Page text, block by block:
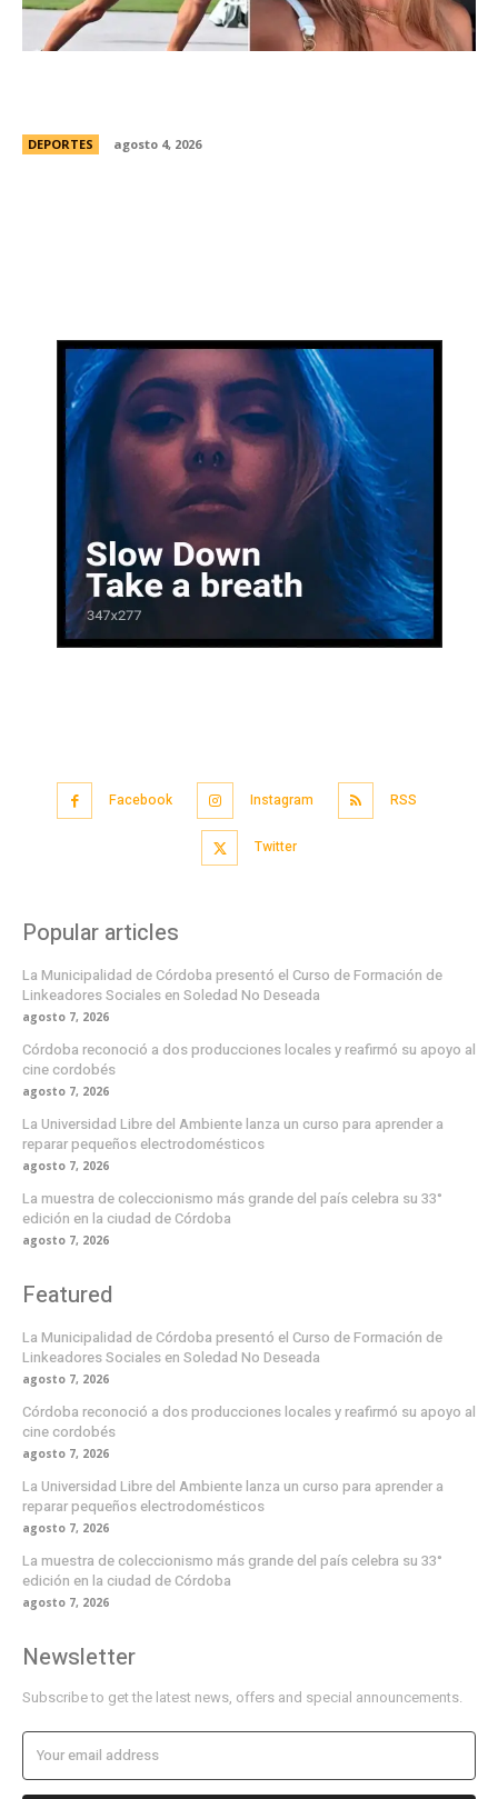
DEPORTES agosto 4, 2026
Facebook Instagram RSS
Twitter
Popular articles
La Municipalidad de Córdoba presentó el Curso de Formación de
Linkeadores Sociales en Soledad No Deseada
agosto 7, 2026
Córdoba reconoció a dos producciones locales y reafirmó su apoyo al
cine cordobés
agosto 7, 2026
La Universidad Libre del Ambiente lanza un curso para aprender a
reparar pequeños electrodomésticos
agosto 7, 2026
La muestra de coleccionismo más grande del país celebra su 33°
edición en la ciudad de Córdoba
agosto 7, 2026
Featured
La Municipalidad de Córdoba presentó el Curso de Formación de
Linkeadores Sociales en Soledad No Deseada
agosto 7, 2026
Córdoba reconoció a dos producciones locales y reafirmó su apoyo al
cine cordobés
agosto 7, 2026
La Universidad Libre del Ambiente lanza un curso para aprender a
reparar pequeños electrodomésticos
agosto 7, 2026
La muestra de coleccionismo más grande del país celebra su 33°
edición en la ciudad de Córdoba
agosto 7, 2026
Newsletter
Subscribe to get the latest news, offers and special announcements.